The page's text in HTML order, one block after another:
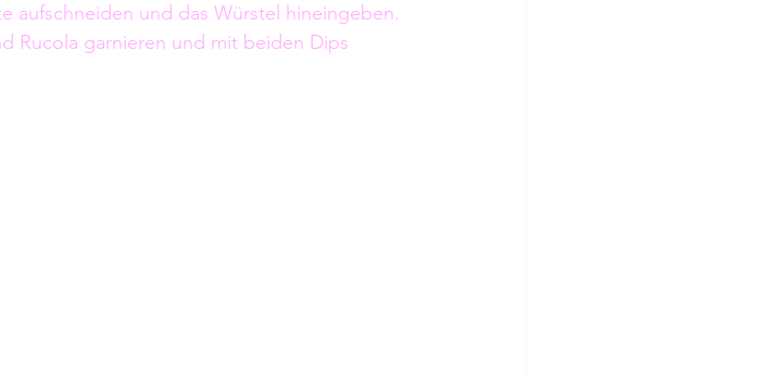
aufschneiden und das Würstel hineingeben.
Rucola garnieren und mit beiden Dips